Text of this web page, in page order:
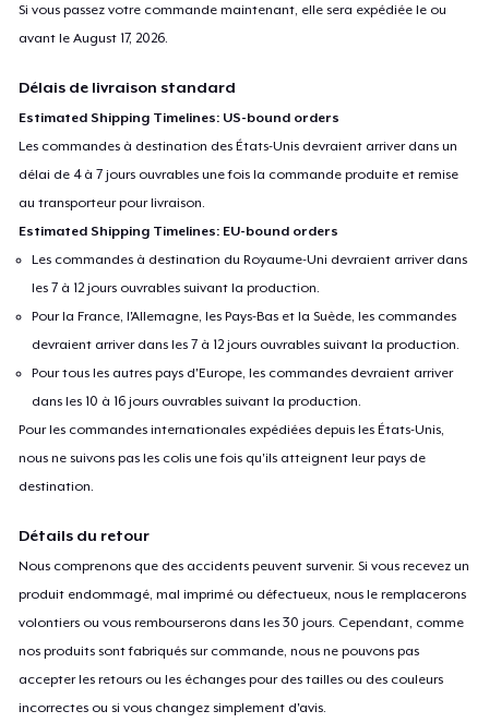
Si vous passez votre commande maintenant, elle sera expédiée le ou
avant leAugust 17, 2026.
Délais de livraison standard
Estimated Shipping Timelines: US-bound orders
Les commandes à destination des États-Unis devraient arriver dans un
délai de 4 à 7 jours ouvrables une fois la commande produite et remise
au transporteur pour livraison.
Estimated Shipping Timelines: EU-bound orders
Les commandes à destination du Royaume-Uni devraient arriver dans
les 7 à 12 jours ouvrables suivant la production.
Pour la France, l'Allemagne, les Pays-Bas et la Suède, les commandes
devraient arriver dans les 7 à 12 jours ouvrables suivant la production.
Pour tous les autres pays d'Europe, les commandes devraient arriver
dans les 10 à 16 jours ouvrables suivant la production.
Pour les commandes internationales expédiées depuis les États-Unis,
nous ne suivons pas les colis une fois qu'ils atteignent leur pays de
destination.
Détails du retour
Nous comprenons que des accidents peuvent survenir. Si vous recevez un
produit endommagé, mal imprimé ou défectueux, nous le remplacerons
volontiers ou vous rembourserons dans les 30 jours. Cependant, comme
nos produits sont fabriqués sur commande, nous ne pouvons pas
accepter les retours ou les échanges pour des tailles ou des couleurs
incorrectes ou si vous changez simplement d'avis.